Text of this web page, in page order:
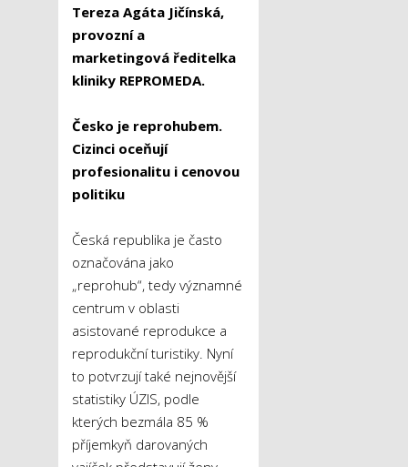
Tereza Agáta Jičínská,
provozní a
marketingová ředitelka
kliniky REPROMEDA.
Česko je reprohubem.
Cizinci oceňují
profesionalitu i cenovou
politiku
Česká republika je často
označována jako
„reprohub“, tedy významné
centrum v oblasti
asistované reprodukce a
reprodukční turistiky. Nyní
to potvrzují také nejnovější
statistiky ÚZIS, podle
kterých bezmála 85 %
příjemkyň darovaných